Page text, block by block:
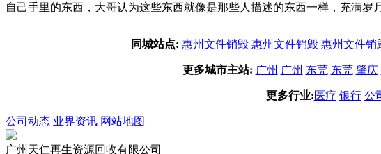
自己手里的东西，大哥认为这些东西就像是那些人描述的东西一样，充满岁
同城站点: 惠州文件销毁 惠州文件销毁 惠州文件销
更多城市主站: 广州 广州 东莞 东莞 肇庆
更多行业: 医疗 银行 公
公司动态 业界资讯 网站地图
广州天仁再生资源回收有限公司